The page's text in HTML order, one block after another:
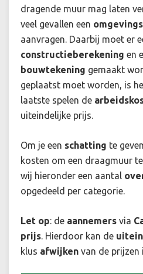
dragende muur mag laten
veel gevallen een
aanvragen. Daarbij moet er
constructieberekening en
bouwtekening gemaakt
geplaatst moet worden, is
laatste spelen de
uiteindelijke prijs.
Om je een schatting te
kosten om een draagmuur
wij hieronder een aantal
opgedeeld per categorie.
Let op: de aannemers via
prijs. Hierdoor kan de
klus afwijken van de prijzen